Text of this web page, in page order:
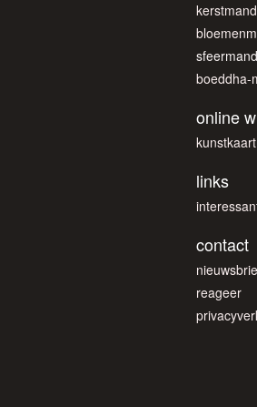
boeddha-
online
links
contact
reageer